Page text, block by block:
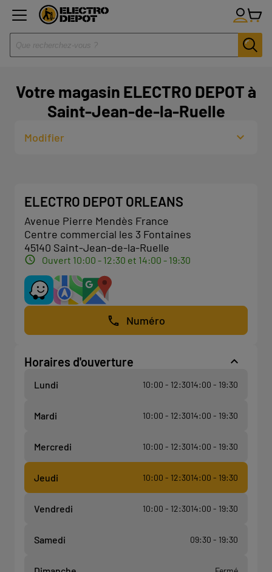
Votre magasin ELECTRO DEPOT à
Saint-Jean-de-la-Ruelle
Modifier
ELECTRO DEPOT ORLEANS
Avenue Pierre Mendès France
Centre commercial les 3 Fontaines
45140 Saint-Jean-de-la-Ruelle
Ouvert 10:00 - 12:30 et 14:00 - 19:30
Numéro
Horaires d'ouverture
Lundi 10:00 - 12:3014:00 - 19:30
Mardi 10:00 - 12:3014:00 - 19:30
Mercredi 10:00 - 12:3014:00 - 19:30
Jeudi 10:00 - 12:3014:00 - 19:30
Vendredi 10:00 - 12:3014:00 - 19:30
Samedi 09:30 - 19:30